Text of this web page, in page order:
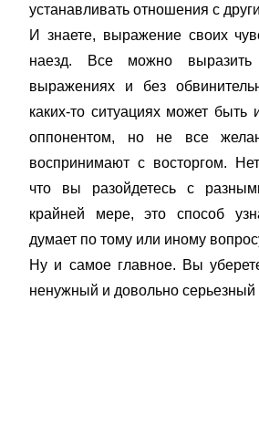
устанавливать отношения с
И знаете, выражение своих
наезд. Все можно выразить
выражениях и без
каких-то ситуациях может быть
оппонентом, но не все
воспринимают с восторгом.
что вы разойдетесь с
крайней мере, это способ
думает по тому или иному
Ну и самое главное. Вы
ненужный и довольно серьезный